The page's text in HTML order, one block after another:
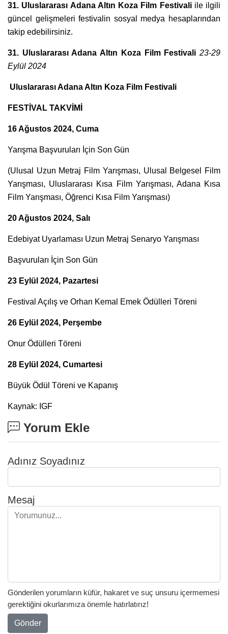
31. Uluslararası Adana Altın Koza Film Festivaliile ilgili
güncel gelişmeleri festivalin sosyal medya hesaplarından
takip edebilirsiniz.
31. Uluslararası Adana Altın Koza Film Festivali 23-29
Eylül 2024
Uluslararası Adana Altın Koza Film Festivali
FESTİVAL TAKVİMİ
16 Ağustos 2024, Cuma
Yarışma Başvuruları İçin Son Gün
(Ulusal Uzun Metraj Film Yarışması, Ulusal Belgesel Film
Yarışması, Uluslararası Kısa Film Yarışması, Adana Kısa
Film Yarışması, Öğrenci Kısa Film Yarışması)
20 Ağustos 2024, Sal ı
Edebiyat Uyarlaması Uzun Metraj Senaryo Yarışması
Başvuruları İçin Son Gün
23 Eylül 2024, Pazartesi
Festival Açılış ve Orhan Kemal Emek Ödülleri Töreni
26 Eylül 2024, Perşembe
Onur Ödülleri Töreni
28 Eylül 2024, Cumartesi
Büyük Ödül Töreni ve Kapanış
Kaynak: IGF
Yorum Ekle
Adınız Soyadınız
Mesaj
Gönderilen yorumların küfür, hakaret ve suç unsuru içermemesi
gerektiğini okurlarımıza önemle hatırlatırız!
Gönder